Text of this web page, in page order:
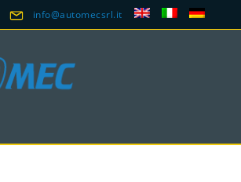
info@automecsrl.it